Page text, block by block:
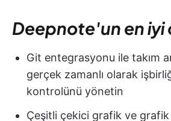
Deepnote'un en iyi
Git entegrasyonu ile takım
gerçek zamanlı olarak
kontrolünü yönetin
Çeşitli çekici grafik ve